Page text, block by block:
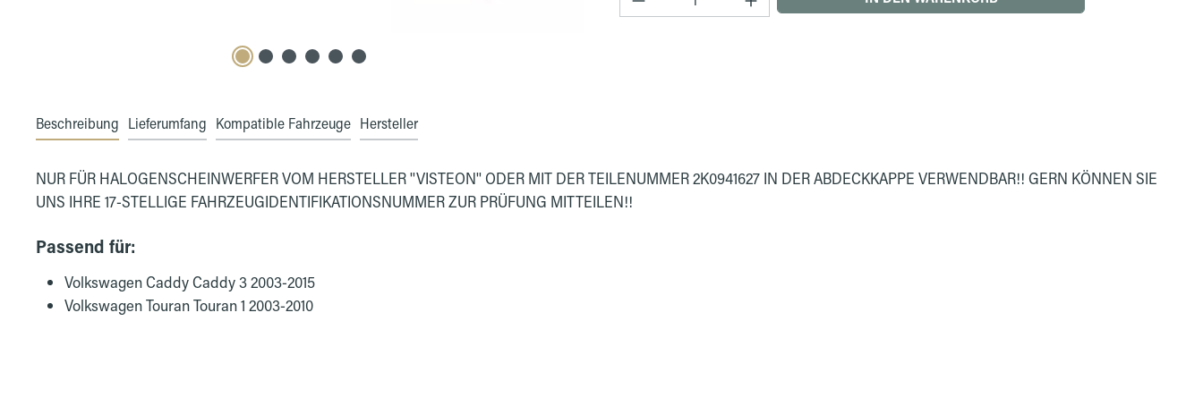
Beschreibung Lieferumfang Kompatible Fahrzeuge Hersteller
NUR FÜR HALOGENSCHEINWERFER VOM HERSTELLER ''VISTEON'' ODER MIT DER TEILENUMMER 2K0941627 IN DER ABDECKKAPPE VERWENDBAR!! GERN KÖNNEN SIE
UNS IHRE 17-STELLIGE FAHRZEUGIDENTIFIKATIONSNUMMER ZUR PRÜFUNG MITTEILEN!!
Passend für:
Volkswagen Caddy Caddy 3 2003-2015
Volkswagen Touran Touran 1 2003-2010